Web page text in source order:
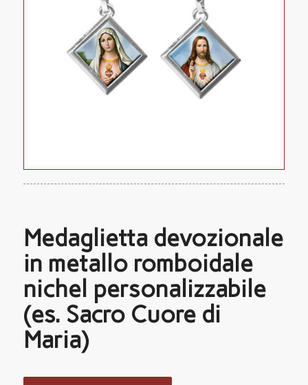
Medaglietta devozionale
in metallo romboidale
nichel personalizzabile
(es. Sacro Cuore di
Maria)